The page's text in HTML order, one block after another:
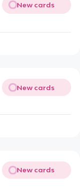
New cards
New cards
New cards